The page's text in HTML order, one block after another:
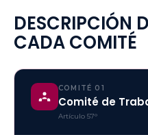
DESCRIPCIÓN
CADA COMITÉ
COMITÉ 01
Comité de
Artículo 57°